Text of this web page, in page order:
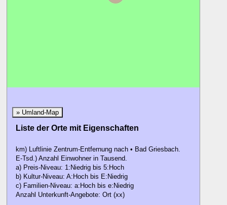
» Umland-Map
Liste der Orte mit Eigenschaften
km) Luftlinie Zentrum-Entfernung nach • Bad Griesbach.
E-Tsd.) Anzahl Einwohner in Tausend.
a) Preis-Niveau: 1:Niedrig bis 5:Hoch
b) Kultur-Niveau: A:Hoch bis E:Niedrig
c) Familien-Niveau: a:Hoch bis e:Niedrig
Anzahl Unterkunft-Angebote: Ort (xx)